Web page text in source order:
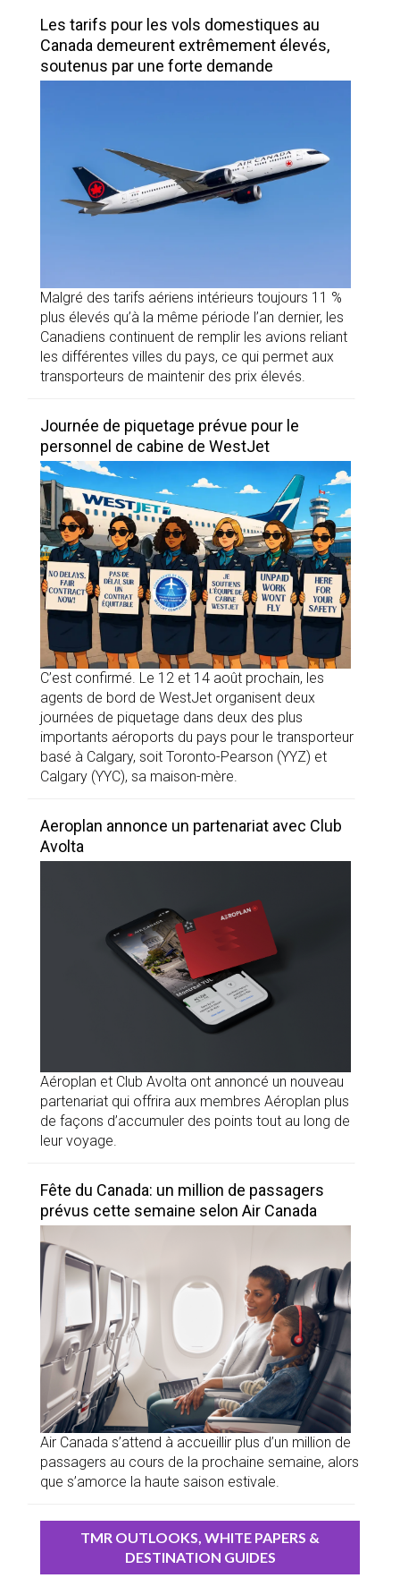
Les tarifs pour les vols domestiques au
Canada demeurent extrêmement élevés,
soutenus par une forte demande
Malgré des tarifs aériens intérieurs toujours 11 %
plus élevés qu’à la même période l’an dernier, les
Canadiens continuent de remplir les avions reliant
les différentes villes du pays, ce qui permet aux
transporteurs de maintenir des prix élevés.
Journée de piquetage prévue pour le
personnel de cabine de WestJet
C’est confirmé. Le 12 et 14 août prochain, les
agents de bord de WestJet organisent deux
journées de piquetage dans deux des plus
importants aéroports du pays pour le transporteur
basé à Calgary, soit Toronto-Pearson (YYZ) et
Calgary (YYC), sa maison-mère.
Aeroplan annonce un partenariat avec Club
Avolta
Aéroplan et Club Avolta ont annoncé un nouveau
partenariat qui offrira aux membres Aéroplan plus
de façons d’accumuler des points tout au long de
leur voyage.
Fête du Canada: un million de passagers
prévus cette semaine selon Air Canada
Air Canada s’attend à accueillir plus d’un million de
passagers au cours de la prochaine semaine, alors
que s’amorce la haute saison estivale.
TMR OUTLOOKS, WHITE PAPERS &
DESTINATION GUIDES